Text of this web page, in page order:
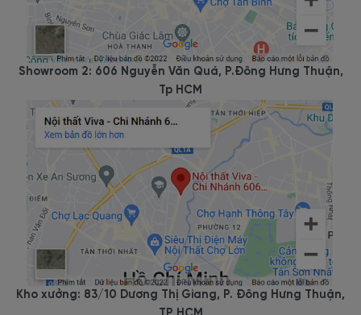
Showroom 2: 606 Nguyễn Văn Quá, P.Đông Hưng Thuận,
Tp HCM
Kho xưởng: 83/10 Dương Thị Giang, P. Đông Hưng Thuận,